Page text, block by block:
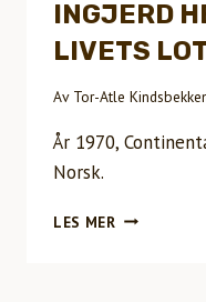
INGJERD
LIVETS
Av Tor-Atle
År 1970,
Norsk.
LES MER INGJERD